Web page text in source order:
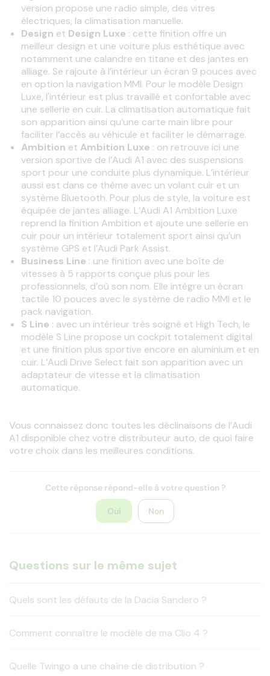
version propose une radio simple, des vitres
électriques, la climatisation manuelle.
Design et Design Luxe : cette finition offre un
meilleur design et une voiture plus esthétique avec
notamment une calandre en titane et des jantes en
alliage. Se rajoute à l’intérieur un écran 9 pouces avec
en option la navigation MMI. Pour le modèle Design
Luxe, l'intérieur est plus travaillé et confortable avec
une sellerie en cuir. La climatisation automatique fait
son apparition ainsi qu’une carte main libre pour
faciliter l’accès au véhicule et faciliter le démarrage.
Ambition et Ambition Luxe : on retrouve ici une
version sportive de l’Audi A1 avec des suspensions
sport pour une conduite plus dynamique. L’intérieur
aussi est dans ce thème avec un volant cuir et un
système Bluetooth. Pour plus de style, la voiture est
équipée de jantes alliage. L’Audi A1 Ambition Luxe
reprend la finition Ambition et ajoute une sellerie en
cuir pour un intérieur totalement sport ainsi qu’un
système GPS et l’Audi Park Assist.
Business Line : une finition avec une boîte de
vitesses à 5 rapports conçue plus pour les
professionnels, d’où son nom. Elle intègre un écran
tactile 10 pouces avec le système de radio MMI et le
pack navigation.
S Line : avec un intérieur très soigné et High Tech, le
modèle S Line propose un cockpit totalement digital
et une finition plus sportive encore en aluminium et en
cuir. L’Audi Drive Select fait son apparition avec un
adaptateur de vitesse et la climatisation
automatique.
Vous connaissez donc toutes les déclinaisons de l’Audi
A1 disponible chez votre distributeur auto, de quoi faire
votre choix dans les meilleures conditions.
Cette réponse répond-elle à votre question ?
Oui Non
Questions sur le même sujet
Quels sont les défauts de la Dacia Sandero ?
Comment connaître le modèle de ma Clio 4 ?
Quelle Twingo a une chaîne de distribution ?